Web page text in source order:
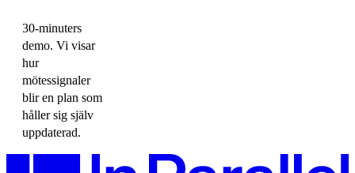
30-minuters
demo. Vi visar
hur
mötessignaler
blir en plan som
håller sig själv
uppdaterad.